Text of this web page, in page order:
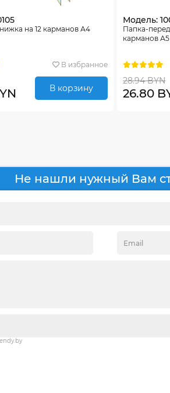
на 12 карманов А4
В избранное
В корзину
Модель:
Папка-
карманов А5
28.94 BYN
26.80
Не нашли нужный Вам